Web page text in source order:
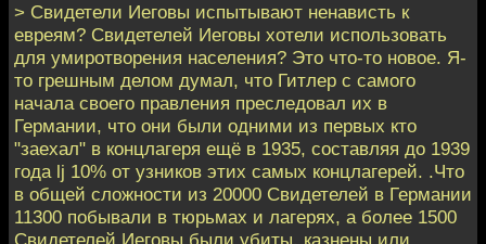
> Свидетели Иеговы испытывают ненависть к
евреям? Свидетелей Иеговы хотели использовать
для умиротворения населения? Это что-то новое. Я-
то грешным делом думал, что Гитлер с самого
начала своего правления преследовал их в
Германии, что они были одними из первых кто
"заехал" в концлагеря ещё в 1935, составляя до 1939
года lj 10% от узников этих самых концлагерей. .Что
в общей сложности из 20000 Свидетелей в Германии
11300 побывали в тюрьмах и лагерях, а более 1500